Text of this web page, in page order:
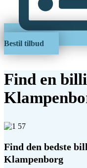
Bestil tilbud
Find en
Find den bedste
Klampenborg